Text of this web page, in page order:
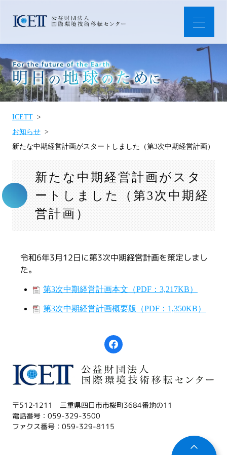
ICETT
お知らせ
新たな中期経営計画がスタートしました（第3次中期経営計画）
新たな中期経営計画がスタ
ートしました（第3次中期経
営計画）
令和6年3月12日に第3次中期経営計画を策定しまし
た。
第3次中期経営計画本文（PDF：3,217KB）
第3次中期経営計画概要版（PDF：1,350KB）
〒512‐1211 三重県四日市市桜町3684番地の11
電話番号：059-329-3500
ファクス番号：059-329-8115